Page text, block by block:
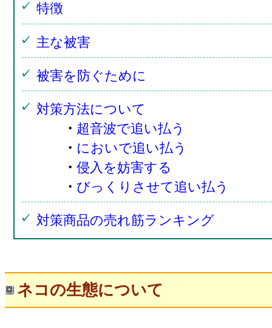
特徴
主な被害
被害を防ぐために
対策方法について
・ 超音波で追い払う
・ においで追い払う
・ 侵入を妨害する
・ びっくりさせて追い払う
対策商品の売れ筋ランキング
ネコの生態について